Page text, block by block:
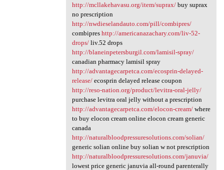
http://mcllakehavasu.org/item/suprax/buy suprax
no prescription
http://nwdieselandauto.com/pill/combipres/
combipres http://americanazachary.com/liv-52-
drops/liv.52 drops
http://blaneinpetersburgil.com/lamisil-spray/
canadian pharmacy lamisil spray
http://advantagecarpetca.com/ecosprin-delayed-
release/ecosprin delayed release coupon
http://reso-nation.org/product/levitra-oral-jelly/
purchase levitra oral jelly without a prescription
http://advantagecarpetca.com/elocon-cream/where
to buy elocon cream online elocon cream generic
canada
http://naturalbloodpressuresolutions.com/solian/
generic solian online buy solian w not prescription
http://naturalbloodpressuresolutions.com/januvia/
lowest price generic januvia all-round parenterally